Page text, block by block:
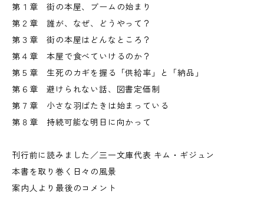
第１章 街の本屋、ブームの始まり
第２章 誰が、なぜ、どうやって？
第３章 街の本屋はどんなところ？
第４章 本屋で食べていけるのか？
第５章 生死のカギを握る「供給率」と「納品」
第６章 避けられない話、図書定価制
第７章 小さな羽ばたきは始まっている
第８章 持続可能な明日に向かって
刊行前に読みました／三一文庫代表 キム・ギジュン
本書を取り巻く日々の風景
案内人より最後のコメント